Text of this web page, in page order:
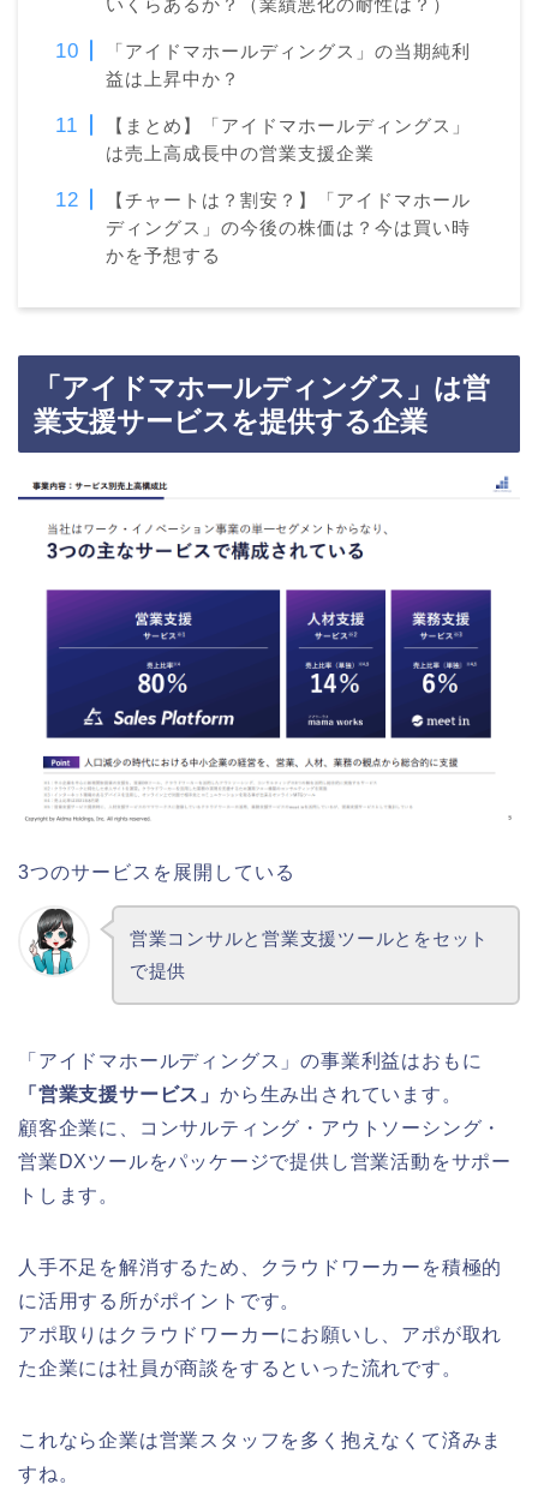
いくらあるか？（業績悪化の耐性は？）
「アイドマホールディングス」の当期純利
益は上昇中か？
【まとめ】「アイドマホールディングス」
は売上高成長中の営業支援企業
【チャートは？割安？】「アイドマホール
ディングス」の今後の株価は？今は買い時
かを予想する
「アイドマホールディングス」は営
業支援サービスを提供する企業
3つのサービスを展開している
営業コンサルと営業支援ツールとをセット
で提供
「アイドマホールディングス」の事業利益はおもに
「営業支援サービス」 から生み出されています。
顧客企業に、コンサルティング・アウトソーシング・
営業DXツールをパッケージで提供し営業活動をサポー
トします。
人手不足を解消するため、クラウドワーカーを積極的
に活用する所がポイントです。
アポ取りはクラウドワーカーにお願いし、アポが取れ
た企業には社員が商談をするといった流れです。
これなら企業は営業スタッフを多く抱えなくて済みま
すね。